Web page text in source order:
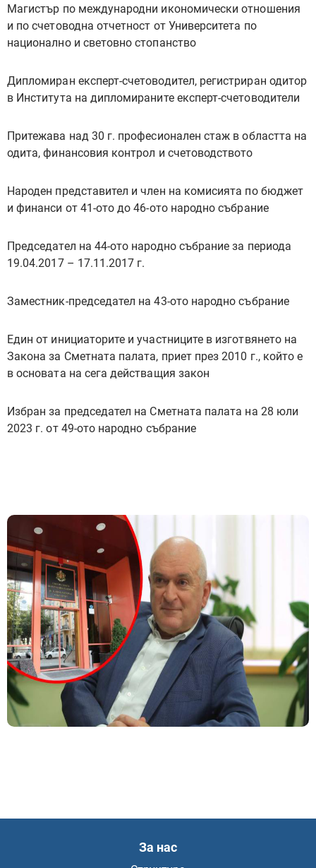
Магистър по международни икономически отношения
и по счетоводна отчетност от Университета по
национално и световно стопанство
Дипломиран експерт-счетоводител, регистриран одитор
в Института на дипломираните експерт-счетоводители
Притежава над 30 г. професионален стаж в областта на
одита, финансовия контрол и счетоводството
Народен представител и член на комисията по бюджет
и финанси от 41-ото до 46-ото народно събрание
Председател на 44-ото народно събрание за периода
19.04.2017 – 17.11.2017 г.
Заместник-председател на 43-ото народно събрание
Един от инициаторите и участниците в изготвянето на
Закона за Сметната палата, приет през 2010 г., който е
в основата на сега действащия закон
Избран за председател на Сметната палата на 28 юли
2023 г. от 49-ото народно събрание
За нас